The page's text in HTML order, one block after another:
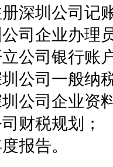
深圳公司记
司企业办理
公司银行账
公司一般纳
公司企业资
财税规划；
报告。